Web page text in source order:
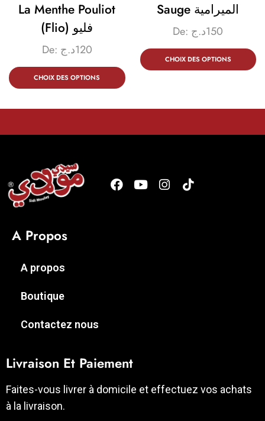
La Menthe Pouliot
(Flio) فليو
De: 120د.ج
CHOIX DES OPTIONS
Sauge الميرامية
De: 150د.ج
CHOIX DES OPTIONS
A Propos
A propos
Boutique
Contactez nous
Livraison Et Paiement
Faites-vous livrer à domicile et effectuez vos achats
à la livraison.